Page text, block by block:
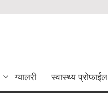
ग्यालरी स्वास्थ्य प्रोफाईल